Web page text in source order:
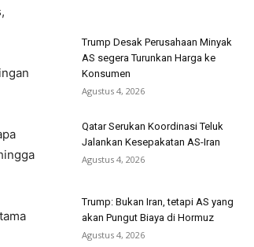
Trump Desak Perusahaan Minyak
AS segera Turunkan Harga ke
Konsumen
Agustus 4, 2026
Qatar Serukan Koordinasi Teluk
Jalankan Kesepakatan AS-Iran
Agustus 4, 2026
Trump: Bukan Iran, tetapi AS yang
akan Pungut Biaya di Hormuz
Agustus 4, 2026